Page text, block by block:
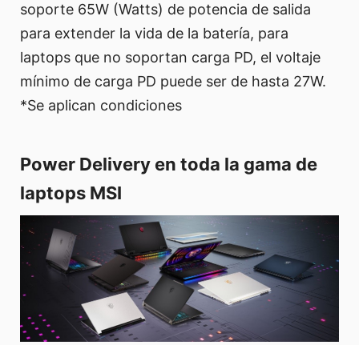
soporte 65W (Watts) de potencia de salida
para extender la vida de la batería, para
laptops que no soportan carga PD, el voltaje
mínimo de carga PD puede ser de hasta 27W.
*Se aplican condiciones
Power Delivery en toda la gama de
laptops MSI